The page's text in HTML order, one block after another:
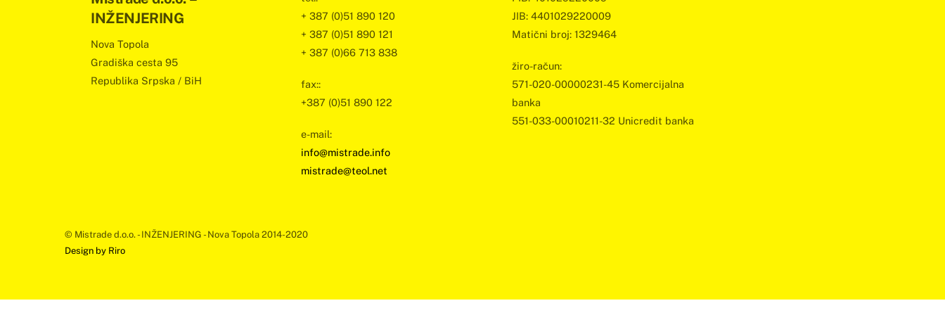
INŽENJERING
Nova Topola
Gradiška cesta 95
Republika Srpska / BiH
+ 387 (0)51 890 120
+ 387 (0)51 890 121
+ 387 (0)66 713 838
fax::
+387 (0)51 890 122
e-mail:
info@mistrade.info
mistrade@teol.net
JIB: 4401029220009
Matični broj: 1329464
žiro-račun:
571-020-00000231-45 Komercijalna
banka
551-033-00010211-32 Unicredit banka
© Mistrade d.o.o. - INŽENJERING - Nova Topola 2014-2020
Design by Riro